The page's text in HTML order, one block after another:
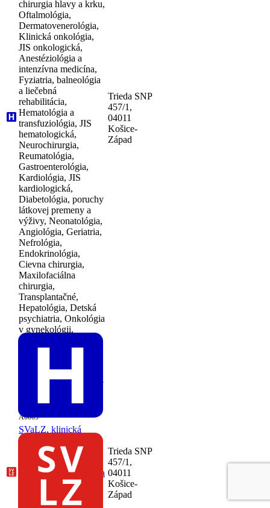
chirurgia hlavy a krku,
Oftalmológia,
Dermatovenerológia,
Klinická onkológia,
JIS onkologická,
Anestéziológia a
intenzívna medicína,
Fyziatria, balneológia
a liečebná
rehabilitácia,
Hematológia a
transfuziológia, JIS
hematologická,
Neurochirurgia,
Reumatológia,
Gastroenterológia,
Kardiológia, JIS
kardiologická,
Diabetológia, poruchy
látkovej premeny a
výživy, Neonatológia,
Angiológia, Geriatria,
Nefrológia,
Endokrinológia,
Cievna chirurgia,
Maxilofaciálna
chirurgia,
Transplantačné,
Hepatológia, Detská
psychiatria, Onkológia
v gynekológii,
Pediatrická urológia,
Pediatrická
Arytmia a koronárna
jednotka, Onkológia v
urológii)
51-00606707-
A0005
Trieda SNP
457/1,
04011
Košice-
Západ
SVaLZ, klinická
imunológia a
alergológia, Košice-
Západ, (Univerzitná
nemocnica L. Pasteura
(Klinická
imunológia a
alergológia) 51-
Trieda SNP
457/1,
04011
Košice-
Západ